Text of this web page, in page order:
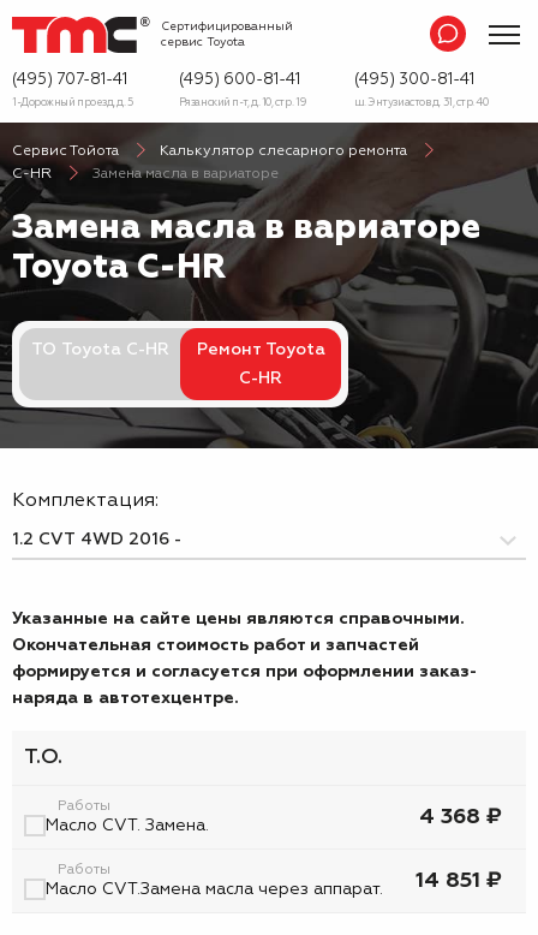
Сертифицированный
сервис Toyota
(495) 707-81-41
1-Дорожный проезд, д. 5
(495) 600-81-41
Рязанский п-т, д. 10, стр. 19
(495) 300-81-41
ш. Энтузиастов д. 31, стр. 40
Сервис Тойота
Калькулятор слесарного ремонта
C-HR
Замена масла в вариаторе
Замена масла в вариаторе
Toyota C-HR
ТО Toyota C-HR
Ремонт Toyota
C-HR
Комплектация:
Указанные на сайте цены являются справочными.
Окончательная стоимость работ и запчастей
формируется и согласуется при оформлении заказ-
наряда в автотехцентре.
Т.О.
Работы
Масло CVT. Замена. 4 368 ₽
Работы
Масло CVT.Замена масла через аппарат. 14 851 ₽